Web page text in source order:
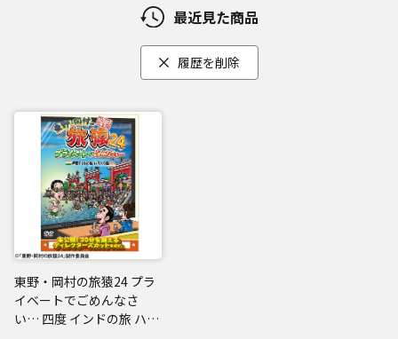
最近見た商品
履歴を削除
東野・岡村の旅猿24 プラ
イベートでごめんなさ
い… 四度 インドの旅 ハラ